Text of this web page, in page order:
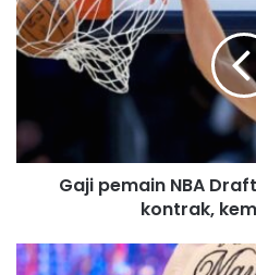
r
E
m
l
a
s
Gaji pemain NBA
kontrak,